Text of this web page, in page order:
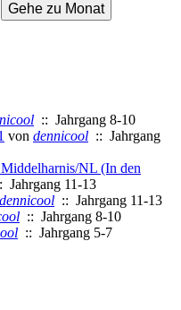
Gehe zu Monat
:: Jahrgang 8-10
von dennicool :: Jahrgang
NL (In den
Jahrgang 11-13
dennicool :: Jahrgang 11-13
:: Jahrgang 8-10
:: Jahrgang 5-7